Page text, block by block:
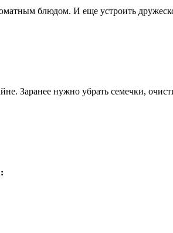
блюдом. И еще устроить
Заранее нужно убрать семечки,